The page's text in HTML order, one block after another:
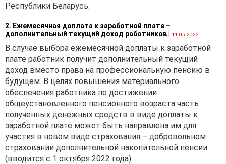
Согласно п. 11 Инструкции
№ 37 резидент
представляет на веб-
портале документы и иную
информацию об изменении,
исполнении валютного
договора. Представление
резидентами информации
основывается на принципах
полноты, достоверности
и оперативности. При этом
в соответствии с п. 12
Инструкции № 37 в случае
Республики Беларусь.
2. Ежемесячная доплата к заработной плате –
дополнительный текущий доход работников| 11.05.2022
В случае выбора ежемесячной доплаты к заработной
плате работник получит дополнительный текущий
доход вместо права на профессиональную пенсию в
будущем. В целях повышения материального
обеспечения работника по достижении
общеустановленного пенсионного возраста часть
полученных денежных средств в виде доплаты к
заработной плате может быть направлена им для
участия в новом виде страхования – добровольном
страховании дополнительной накопительной пенсии
(вводится с 1 октября 2022 года).